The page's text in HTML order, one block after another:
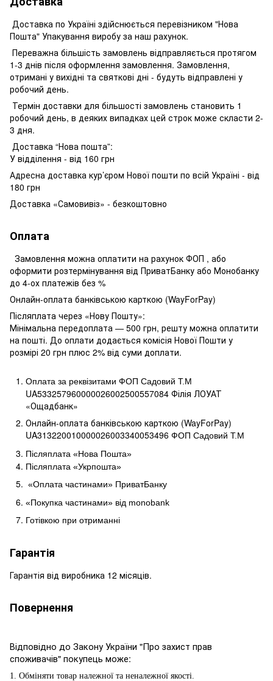
Доставка по Україні здійснюється перевізником "Нова
Пошта" Упакування виробу за наш рахунок.
Переважна більшість замовлень відправляється протягом
1-3 днів після оформлення замовлення. Замовлення,
отримані у вихідні та святкові дні - будуть відправлені у
робочий день.
Термін доставки для більшості замовлень становить 1
робочий день, в деяких випадках цей строк може скласти 2-
3 дня.
Доставка “Нова пошта”:
У відділення - від 160 грн
Адресна доставка кур’єром Нової пошти по всій Україні - від
180 грн
Доставка «Самовивіз» - безкоштовно
Оплата
Замовлення можна оплатити на рахунок ФОП , або
оформити розтермінування від ПриватБанку або Монобанку
до 4-ох платежів без %
Онлайн-оплата банківською карткою (WayForPay)
Післяплата через «Нову Пошту»:
Мінімальна передоплата — 500 грн, решту можна оплатити
на пошті. До оплати додається комісія Нової Пошти у
розмірі 20 грн плюс 2% від суми доплати.
Оплата за реквізитами ФОП Садовий Т.М
UA533257960000026002500557084 Філія ЛОУАТ
«Ощадбанк»
Онлайн-оплата банківською карткою (WayForPay)
UA313220010000026003340053496 ФОП Садовий Т.М
Післяплата «Нова Пошта»
Післяплата «Укрпошта»
«Оплата частинами» ПриватБанку
«Покупка частинами» від monobank
Готівкою при отриманні
Гарантія
Гарантія від виробника 12 місяців.
Повернення
Відповідно до Закону України "Про захист прав
споживачів" покупець може:
1. Обміняти товар належної та неналежної якості.